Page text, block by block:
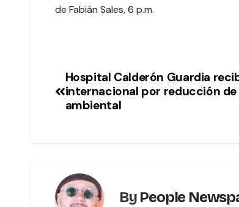
de Fabián Sales, 6 p.m.
Hospital Calderón Guardia
internacional por reducción de
ambiental
By People